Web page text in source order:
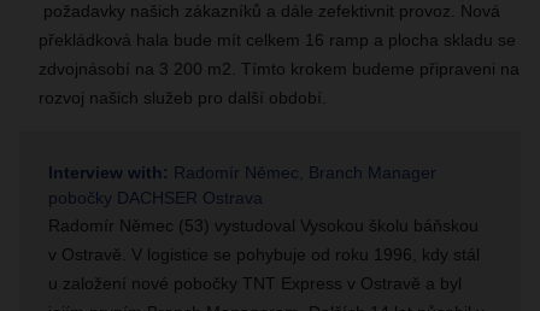
požadavky našich zákazníků a dále zefektivnit provoz. Nová
překládková hala bude mít celkem 16 ramp a plocha skladu se
zdvojnásobí na 3 200 m2. Tímto krokem budeme připraveni na
rozvoj našich služeb pro další období.
Interview with: Radomír Němec, Branch Manager
pobočky DACHSER Ostrava
Radomír Němec (53) vystudoval Vysokou školu báňskou
v Ostravě. V logistice se pohybuje od roku 1996, kdy stál
u založení nové pobočky TNT Express v Ostravě a byl